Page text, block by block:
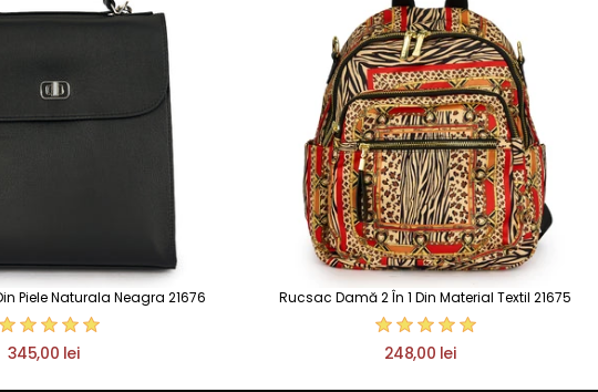
Piele Naturala Neagra 21676
345,00 lei
Rucsac Damă 2 În 1 Din Material Textil 21675
248,00 lei